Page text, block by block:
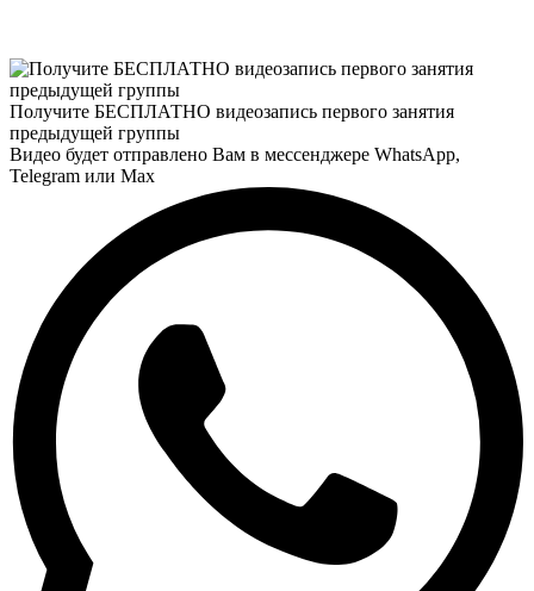
Получите БЕСПЛАТНО видеозапись первого занятия
предыдущей группы
Видео будет отправлено Вам в мессенджере WhatsApp,
Telegram или Max